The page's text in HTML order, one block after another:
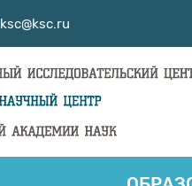
ksc@ksc.ru